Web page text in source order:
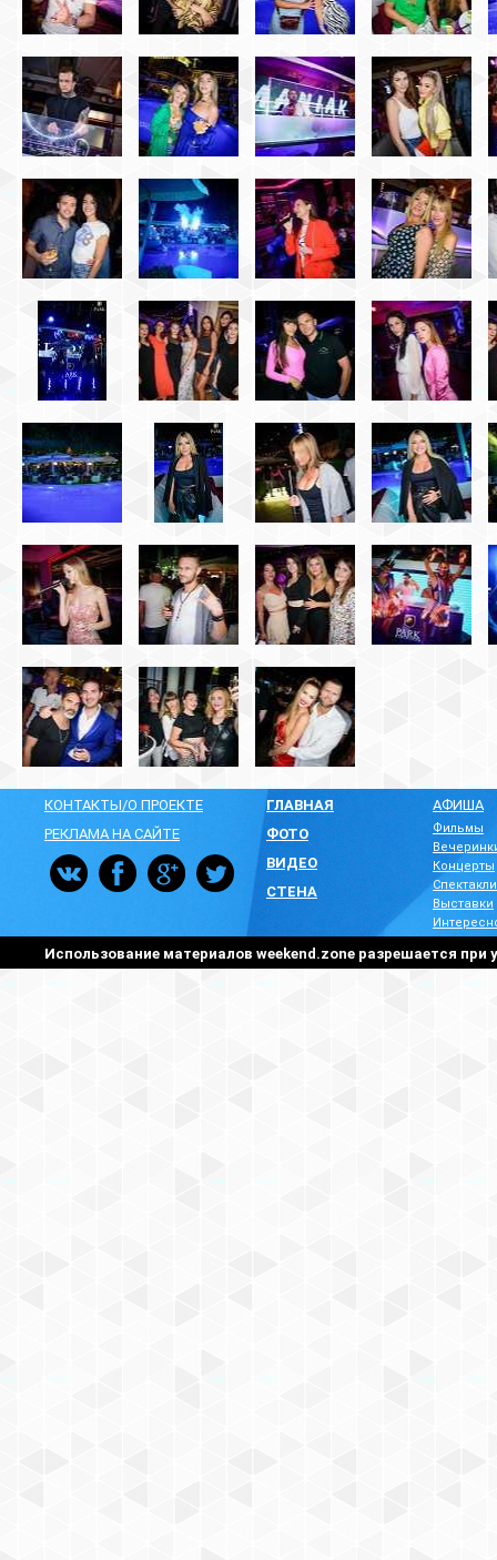
КОНТАКТЫ/О ПРОЕКТЕ
РЕКЛАМА НА САЙТЕ
ГЛАВНАЯ
ФОТО
ВИДЕО
СТЕНА
АФИША
Фильмы
Концерты
Спектакли
Выставки
Использование материалов weekend.zone разрешается